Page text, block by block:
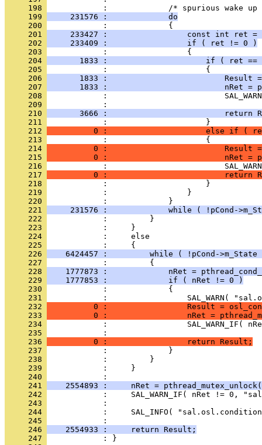
     198
     199
     231576 :             do
     200
     201
233427 :                 const int ret
     202
     233409 :                 if ( ret != 0 )
     203
     204
1833 :                     if ( ret ==
     205
     206
1833 :                         Result
     207
1833 :                         nRet =
     208
     209
     210
3666 :                         return
     211
     212
0 :                     else if (
     213
     214
0 :                         Result
     215
0 :                         nRet =
     216
     217
0 :                         return
     218
     219
     220
     221
231576 :             while ( !pCond-
     222
     223
     224
     225
     226
6424457 :         while ( !pCond->m_State
     227
     228
1777873 :             nRet =
     229
    1777853 :             if ( nRet != 0 )
     230
     231
     232
0 :                 Result =
     233
0 :                 nRet =
     234
     235
     236
          0 :                 return Result;
     237
     238
     239
     240
     241
2554893 :     nRet =
     242
     243
     244
     245
     246
    2554933 :     return Result;
     247
            : }